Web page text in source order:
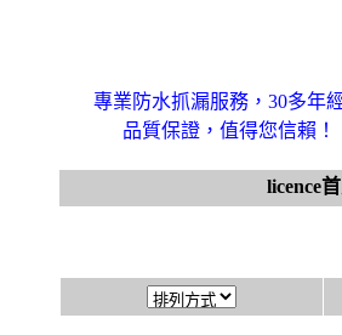
專業防水抓漏服務，30多年
品質保證，值得您信賴！
licence